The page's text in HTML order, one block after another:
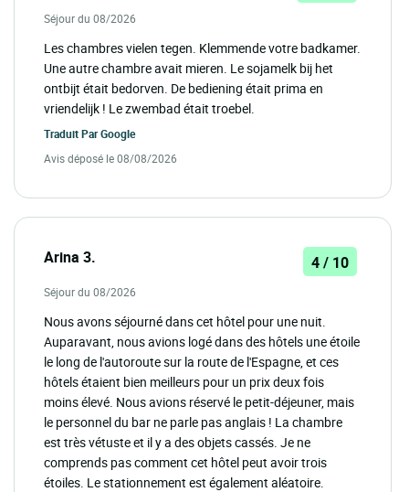
Séjour du 08/2026
Les chambres vielen tegen. Klemmende votre badkamer.
Une autre chambre avait mieren. Le sojamelk bij het
ontbijt était bedorven. De bediening était prima en
vriendelijk ! Le zwembad était troebel.
Traduit ParGoogle
Avis déposé le 08/08/2026
Arina 3. 4 / 10
Séjour du 08/2026
Nous avons séjourné dans cet hôtel pour une nuit.
Auparavant, nous avions logé dans des hôtels une étoile
le long de l'autoroute sur la route de l'Espagne, et ces
hôtels étaient bien meilleurs pour un prix deux fois
moins élevé. Nous avions réservé le petit-déjeuner, mais
le personnel du bar ne parle pas anglais ! La chambre
est très vétuste et il y a des objets cassés. Je ne
comprends pas comment cet hôtel peut avoir trois
étoiles. Le stationnement est également aléatoire.